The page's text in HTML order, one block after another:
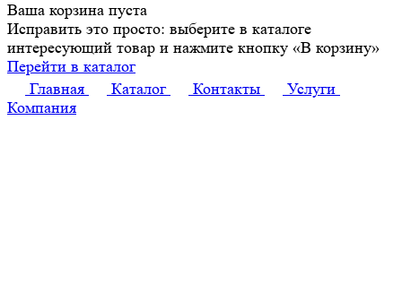
Ваша корзина пуста
Исправить это просто: выберите в каталоге
интересующий товар и нажмите кнопку «В корзину»
Перейти в каталог
Главная
Каталог Контакты
Услуги
Компания